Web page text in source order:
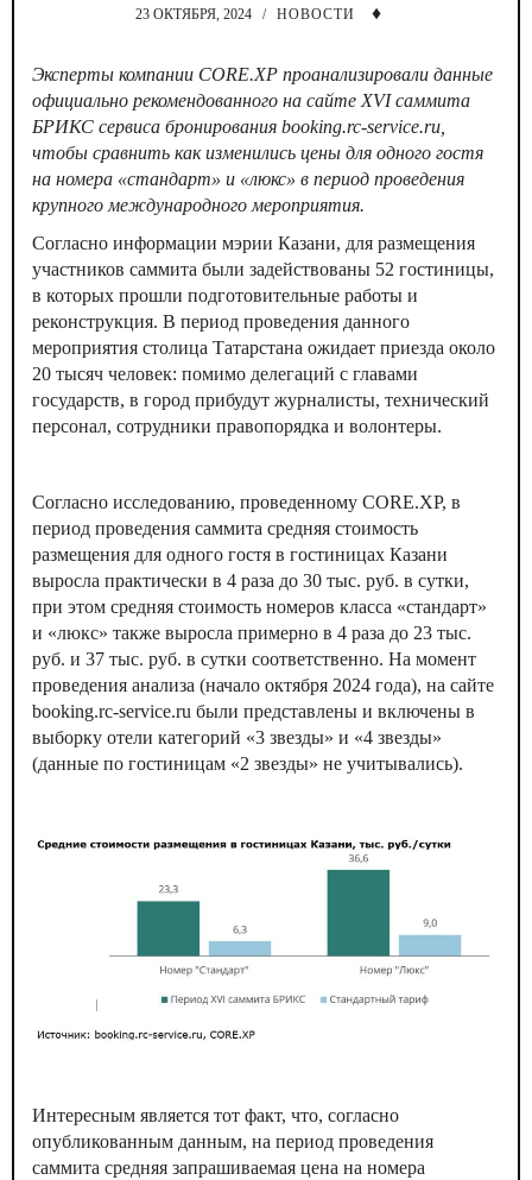
23 ОКТЯБРЯ, 2024 / НОВОСТИ ♦
Эксперты компании CORE.XP проанализировали данные
официально рекомендованного на сайте XVIсаммита
БРИКС сервиса бронирования booking.rc-service.ru,
чтобы сравнить как изменились цены для одного гостя
на номера «стандарт» и «люкс» в период проведения
крупного международного мероприятия.
Согласно информации мэрии Казани, для размещения
участников саммита были задействованы 52 гостиницы,
в которых прошли подготовительные работы и
реконструкция. В период проведения данного
мероприятия столица Татарстана ожидает приезда около
20 тысяч человек: помимо делегаций с главами
государств, в город прибудут журналисты, технический
персонал, сотрудники правопорядка и волонтеры.
Согласно исследованию, проведенному CORE.XP, в
период проведения саммита средняя стоимость
размещения для одного гостя в гостиницах Казани
выросла практически в 4 раза до 30 тыс. руб. в сутки,
при этом средняя стоимость номеров класса «стандарт»
и «люкс» также выросла примерно в 4 раза до 23 тыс.
руб. и 37 тыс. руб. в сутки соответственно. На момент
проведения анализа (начало октября 2024 года), на сайте
booking.rc-service.ru были представлены и включены в
выборку отели категорий «3 звезды» и «4 звезды»
(данные по гостиницам «2 звезды» не учитывались).
Интересным является тот факт, что, согласно
опубликованным данным, на период проведения
саммита средняя запрашиваемая цена на номера